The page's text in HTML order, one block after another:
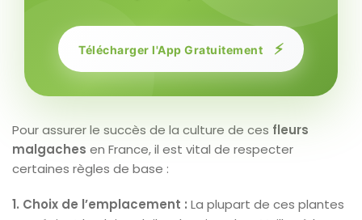
Télécharger l'App Gratuitement ⚡
Pour assurer le succès de la culture de ces fleurs
malgaches en France, il est vital de respecter
certaines règles de base :
1. Choix de l’emplacement : La plupart de ces plantes